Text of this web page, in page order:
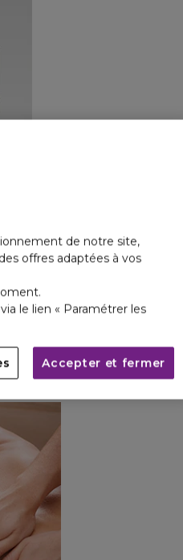
de notre site,
offres adaptées à vos
le lien « Paramétrer les
Accepter et fermer